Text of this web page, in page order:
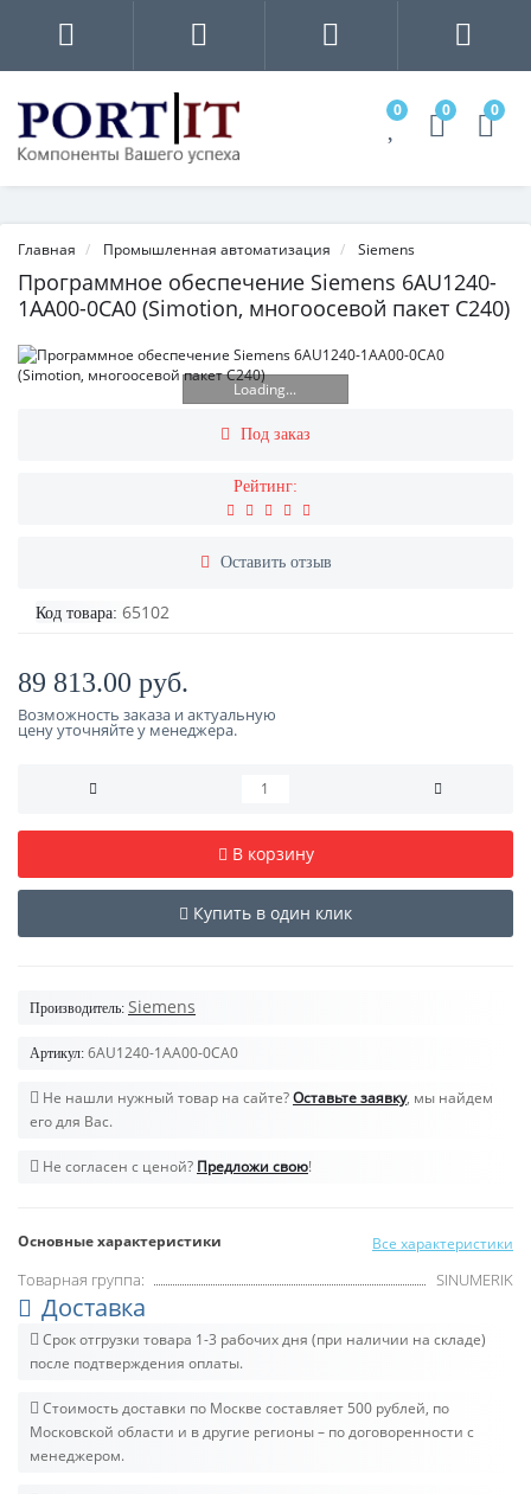
0 0 0
Главная Промышленная автоматизация Siemens
Программное обеспечение Siemens 6AU1240-
1AA00-0CA0 (Simotion, многоосевой пакет C240)
Loading...
Под заказ
Рейтинг:
Оставить отзыв
Код товара: 65102
89 813.00 руб.
Возможность заказа и актуальную
цену уточняйте у менеджера.
В корзину
Купить в один клик
Производитель: Siemens
Артикул: 6AU1240-1AA00-0CA0
Не нашли нужный товар на сайте?Оставьте заявку, мы найдем
его для Вас.
Не согласен с ценой? Предложи свою!
Основные характеристики Все характеристики
Товарная группа: SINUMERIK
Доставка
Срок отгрузки товара 1-3 рабочих дня (при наличии на складе)
после подтверждения оплаты.
Стоимость доставки по Москве составляет 500 рублей, по
Московской области и в другие регионы – по договоренности с
менеджером.